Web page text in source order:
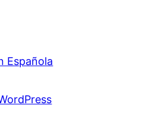
Española